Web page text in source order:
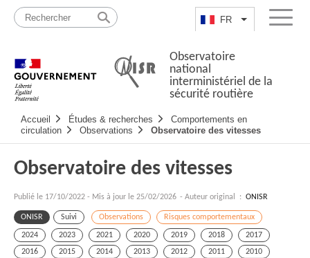
Passer
contenu
FR Lister lesMenu
Observatoire
national
interministériel de la
sécurité routière
principale
Accueil Études & recherches
Comportements en
circulation
Observations Observatoire des vitesses
Observatoire des vitesses
Publié le 17/10/2022 - Mis à jour le 25/02/2026 - Auteur original : ONISR
ONISR Suivi Observations Risques comportementaux
2024 2023 2021 2020 2019 2018
2017
2016
2015 2014 2013 2012 2011 2010